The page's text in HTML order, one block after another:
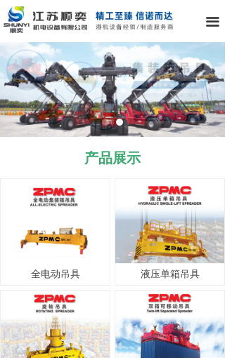
끀
产品展示
全电动吊具 液压单箱吊具